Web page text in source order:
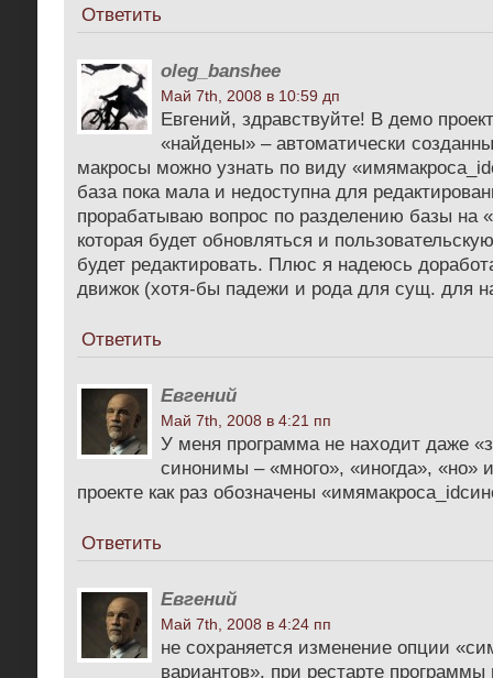
Ответить
oleg_banshee
Май 7th, 2008 в 10:59 дп
Евгений, здравствуйте! В демо
«найдены» – автоматически
макросы можно узнать по виду
база пока мала и недоступна для
прорабатываю вопрос по разделению базы на
которая будет обновляться и
будет редактировать. Плюс я надеюсь
движок (хотя-бы падежи и рода для сущ. для
Ответить
Евгений
Май 7th, 2008 в 4:21 пп
У меня программа не находит даже
синонимы – «много», «иногда», «но»
проекте как раз обозначены
Ответить
Евгений
Май 7th, 2008 в 4:24 пп
не сохраняется изменение опции
вариантов». при рестарте программы